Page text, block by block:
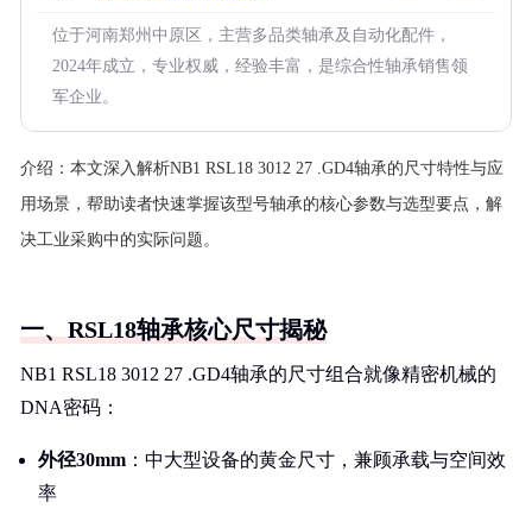
位于河南郑州中原区，主营多品类轴承及自动化配件，
2024年成立，专业权威，经验丰富，是综合性轴承销售领
军企业。
介绍： 本文深入解析NB1 RSL18 3012 27 .GD4轴承的尺寸特性与应
用场景，帮助读者快速掌握该型号轴承的核心参数与选型要点，解
决工业采购中的实际问题。
一、RSL18轴承核心尺寸揭秘
NB1 RSL18 3012 27 .GD4轴承的尺寸组合就像精密机械的
DNA密码：
外径30mm ：中大型设备的黄金尺寸，兼顾承载与空间效
率